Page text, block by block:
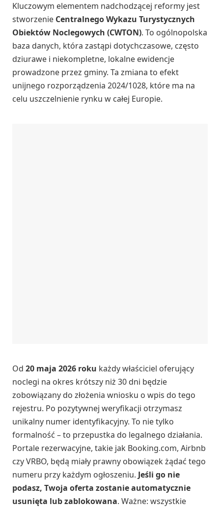
Kluczowym elementem nadchodzącej reformy jest
stworzenie Centralnego Wykazu Turystycznych
Obiektów Noclegowych (CWTON). To ogólnopolska
baza danych, która zastąpi dotychczasowe, często
dziurawe i niekompletne, lokalne ewidencje
prowadzone przez gminy. Ta zmiana to efekt
unijnego rozporządzenia 2024/1028, które ma na
celu uszczelnienie rynku w całej Europie.
Od 20 maja 2026 roku każdy właściciel oferujący
noclegi na okres krótszy niż 30 dni będzie
zobowiązany do złożenia wniosku o wpis do tego
rejestru. Po pozytywnej weryfikacji otrzymasz
unikalny numer identyfikacyjny. To nie tylko
formalność – to przepustka do legalnego działania.
Portale rezerwacyjne, takie jak Booking.com, Airbnb
czy VRBO, będą miały prawny obowiązek żądać tego
numeru przy każdym ogłoszeniu. Jeśli go nie
podasz, Twoja oferta zostanie automatycznie
usunięta lub zablokowana. Ważne: wszystkie